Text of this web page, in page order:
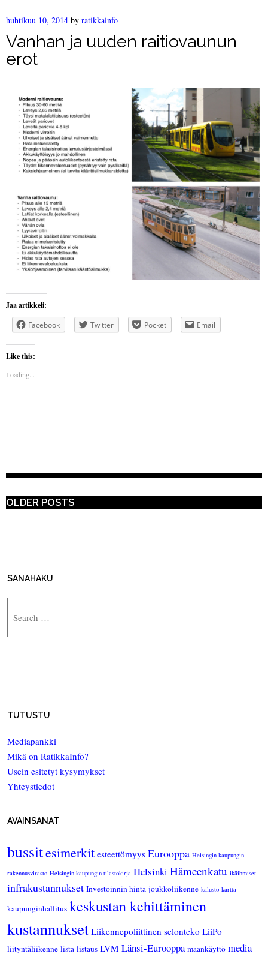
huhtikuu 10, 2014 by ratikkainfo
Vanhan ja uuden raitiovaunun
erot
Jaa artikkeli:
Facebook
Twitter Pocket Email
Like this:
Loading...
POST NAVIGATION
OLDER POSTS
SANAHAKU
TUTUSTU
Mediapankki
Mikä on RatikkaInfo?
Usein esitetyt kysymykset
Yhteystiedot
AVAINSANAT
bussitesimerkit esteettömyys Eurooppa Helsingin kaupungin
rakennusvirasto Helsingin kaupungin tilastokirja Helsinki Hämeenkatu ikäihmiset
infrakustannukset Investoinnin hinta joukkoliikenne kalusto kartta
kaupunginhallitus keskustan kehittäminen
kustannukset Liikennepoliittinen selonteko LiiPo
liityntäliikenne lista listaus LVM Länsi-Eurooppa maankäyttö media